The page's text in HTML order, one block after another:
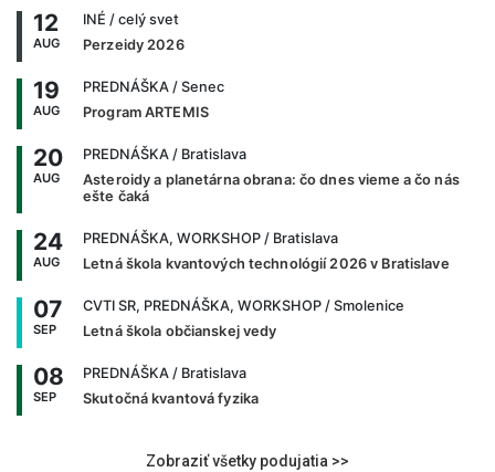
12
AUG
INÉ / celý svet
Perzeidy 2026
19
AUG
PREDNÁŠKA / Senec
Program ARTEMIS
20
AUG
PREDNÁŠKA / Bratislava
Asteroidy a planetárna obrana: čo dnes vieme a čo nás
ešte čaká
24
AUG
PREDNÁŠKA, WORKSHOP / Bratislava
Letná škola kvantových technológií 2026 v Bratislave
07
SEP
CVTI SR, PREDNÁŠKA, WORKSHOP / Smolenice
Letná škola občianskej vedy
08
SEP
PREDNÁŠKA / Bratislava
Skutočná kvantová fyzika
Zobraziť všetky podujatia >>